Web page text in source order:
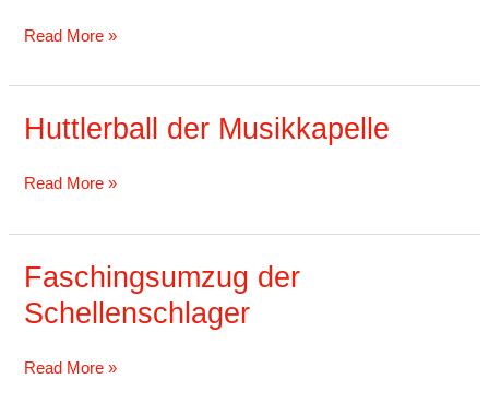
Read More »
Huttlerball der Musikkapelle
Huttlerball
Musikkapelle
Read More »
Faschingsumzug der
Schellenschlager
Faschingsumzug
Schellenschlager
Read More »